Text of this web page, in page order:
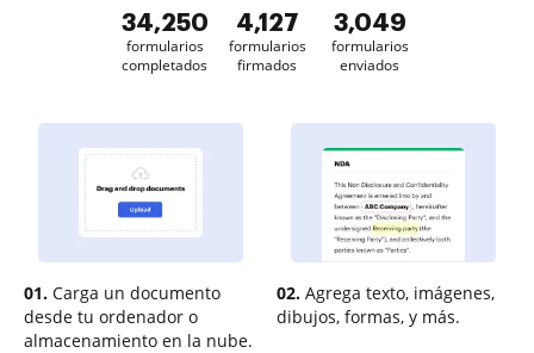
34,250
formularios
completados
4,127
formularios
firmados
3,049
formularios
enviados
01. Carga un documento
desde tu ordenador o
almacenamiento en la nube.
02. Agrega texto, imágenes,
dibujos, formas, y más.